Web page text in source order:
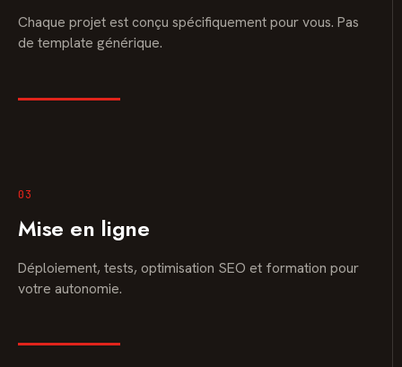
Chaque projet est conçu spécifiquement pour vous. Pas
de template générique.
03
Mise en ligne
Déploiement, tests, optimisation SEO et formation pour
votre autonomie.